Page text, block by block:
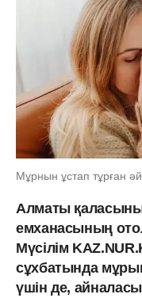
Мұрнын ұстап тұрған
Алматы
емханасының
Мүсілім
сұхбатында
үшін де,